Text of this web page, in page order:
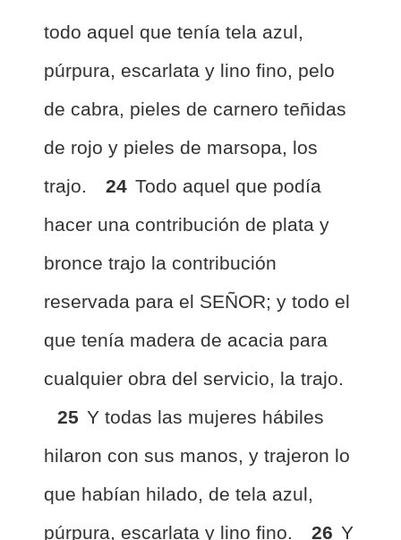
todo aquel que tenía tela azul,
púrpura, escarlata y lino fino, pelo
de cabra, pieles de carnero teñidas
de rojo y pieles de marsopa, los
trajo.
24 Todo aquel que podía
hacer una contribución de plata y
bronce trajo la contribución
reservada para el SEÑOR; y todo el
que tenía madera de acacia para
cualquier obra del servicio, la trajo.
25 Y todas las mujeres hábiles
hilaron con sus manos, y trajeron lo
que habían hilado, de tela azul,
púrpura, escarlata y lino fino.
26 Y